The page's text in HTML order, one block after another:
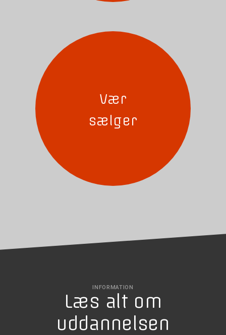
Vær
sælger
INFORMATION
Læs alt om
uddannelsen